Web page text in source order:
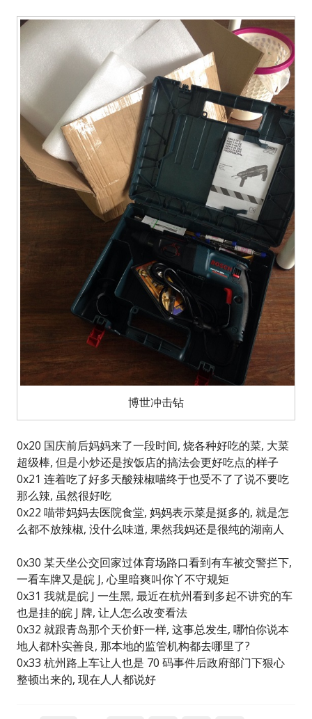
博世冲击钻
0x20 国庆前后妈妈来了一段时间, 烧各种好吃的菜, 大菜
超级棒, 但是小炒还是按饭店的搞法会更好吃点的样子
0x21 连着吃了好多天酸辣椒喵终于也受不了了说不要吃
那么辣, 虽然很好吃
0x22 喵带妈妈去医院食堂, 妈妈表示菜是挺多的, 就是怎
么都不放辣椒, 没什么味道, 果然我妈还是很纯的湖南人
0x30 某天坐公交回家过体育场路口看到有车被交警拦下,
一看车牌又是皖 J, 心里暗爽叫你丫不守规矩
0x31 我就是皖 J 一生黑, 最近在杭州看到多起不讲究的车
也是挂的皖 J 牌, 让人怎么改变看法
0x32 就跟青岛那个天价虾一样, 这事总发生, 哪怕你说本
地人都朴实善良, 那本地的监管机构都去哪里了?
0x33 杭州路上车让人也是 70 码事件后政府部门下狠心
整顿出来的, 现在人人都说好